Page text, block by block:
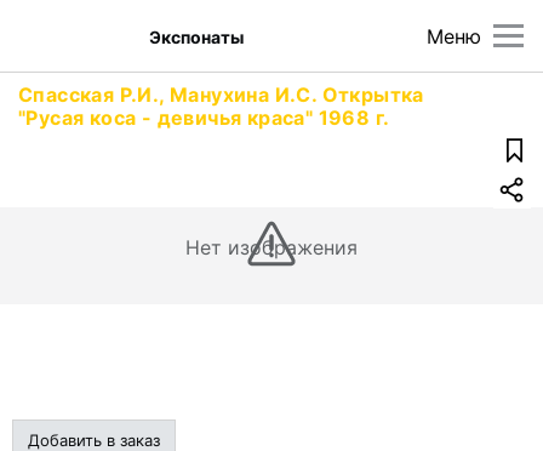
Меню
Экспонаты
Спасская Р.И., Манухина И.С. Открытка
"Русая коса - девичья краса" 1968 г.
Нет изображения
Добавить в заказ